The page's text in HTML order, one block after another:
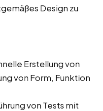
Design zu
Erstellung von
von Form, Funktion
von Tests mit